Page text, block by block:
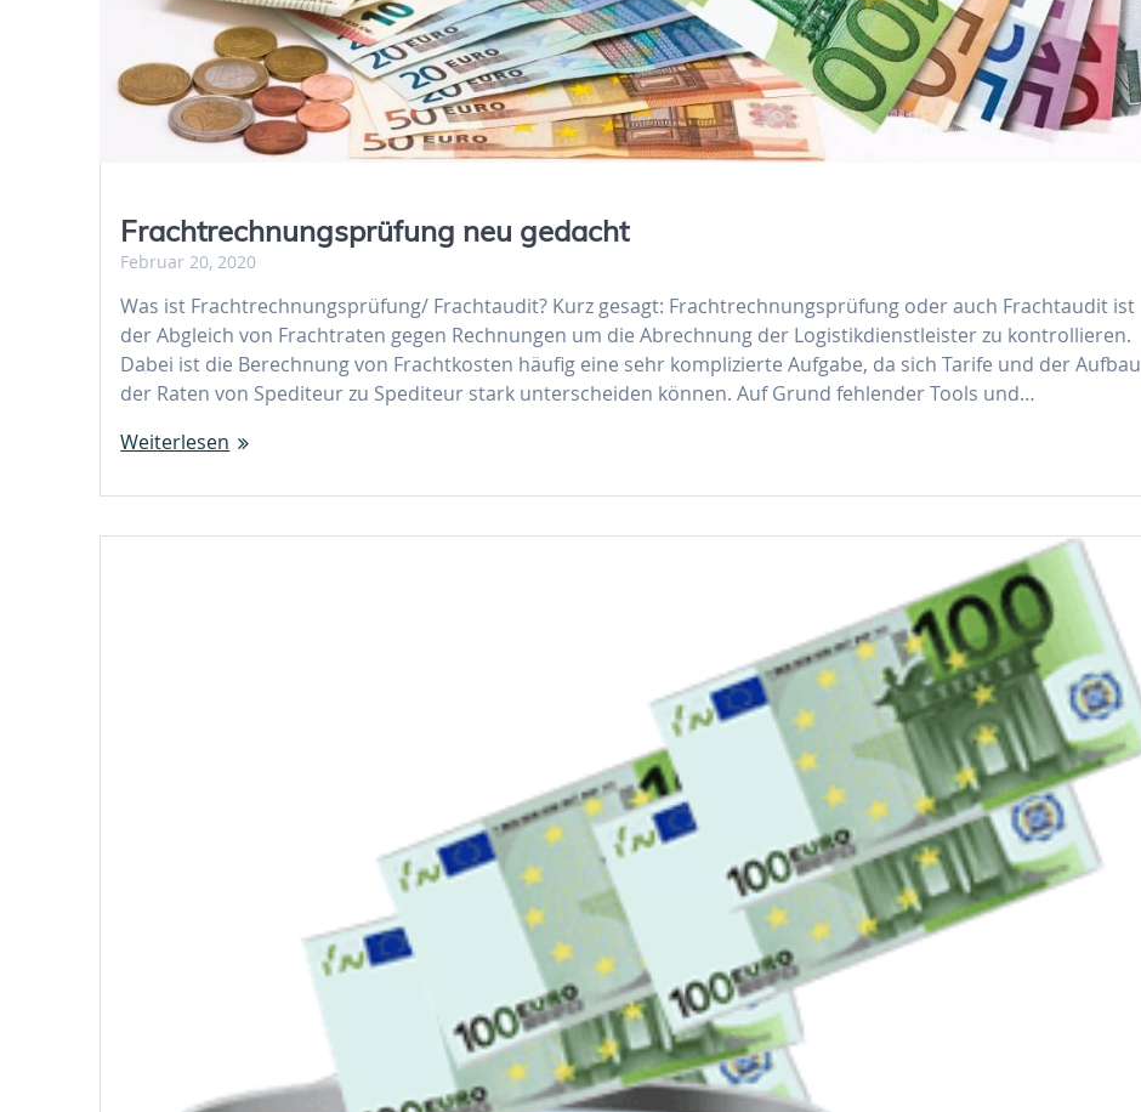
Frachtrechnungsprüfung neu gedacht
Februar 20, 2020
Was ist Frachtrechnungsprüfung/ Frachtaudit? Kurz gesagt: Frachtrechnungsprüfung oder auch Frachtaudit ist
der Abgleich von Frachtraten gegen Rechnungen um die Abrechnung der Logistikdienstleister zu kontrollieren.
Dabei ist die Berechnung von Frachtkosten häufig eine sehr komplizierte Aufgabe, da sich Tarife und der Aufbau
der Raten von Spediteur zu Spediteur stark unterscheiden können. Auf Grund fehlender Tools und…
Weiterlesen